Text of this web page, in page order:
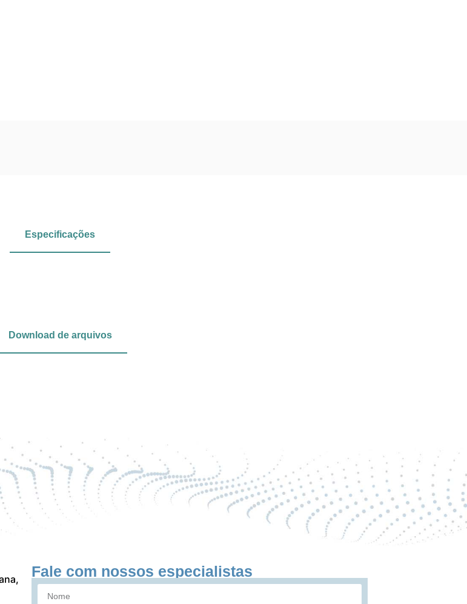
Especificações
Download de arquivos
Fale com nossos especialistas